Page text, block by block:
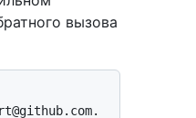
вызова